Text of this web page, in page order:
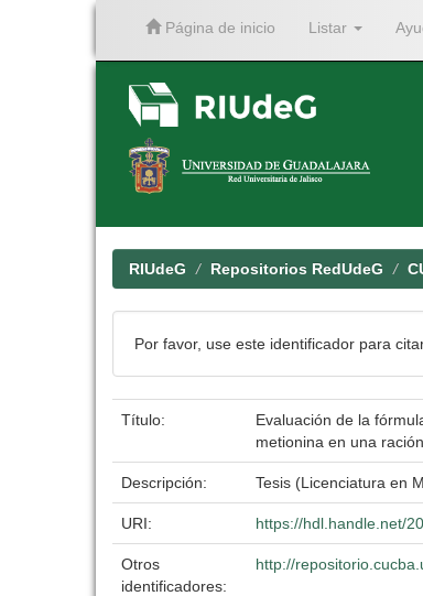
Página de inicio Listar
RIUdeG Repositorios RedUdeG
Por favor, use este identificador para
Título:
Evaluación de la
metionina en una
Descripción: Tesis (Licenciatura en
URI: https://hdl.handle.net/
Otros
identificadores:
http://